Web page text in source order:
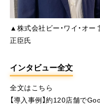
▲株式会社ビー・ワイ・オ
正臣氏
インタビュー全文
全文はこちら
【導入事例】約120店舗で